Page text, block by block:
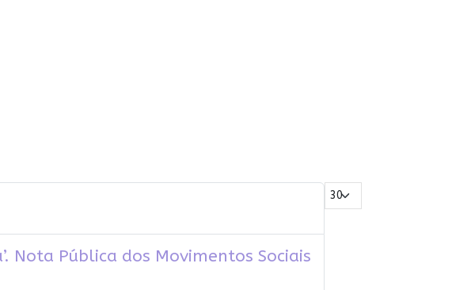
Mostrar #
Nota Pública dos Movimentos Sociais